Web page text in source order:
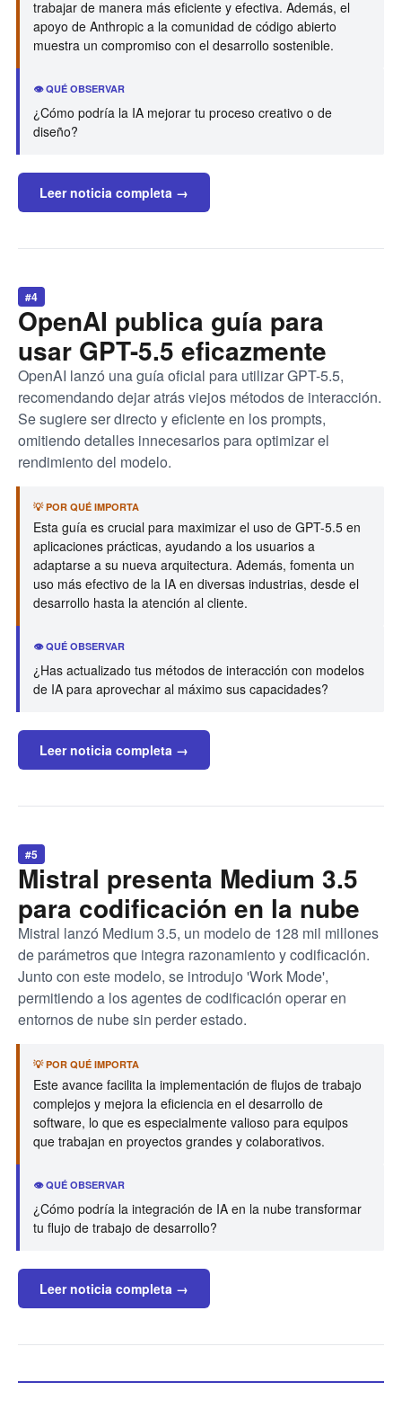
trabajar de manera más eficiente y efectiva. Además, el
apoyo de Anthropic a la comunidad de código abierto
muestra un compromiso con el desarrollo sostenible.
👁️ QUÉ OBSERVAR
¿Cómo podría la IA mejorar tu proceso creativo o de
diseño?
Leer noticia completa →
#4
OpenAI publica guía para
usar GPT-5.5 eficazmente
OpenAI lanzó una guía oficial para utilizar GPT-5.5,
recomendando dejar atrás viejos métodos de interacción.
Se sugiere ser directo y eficiente en los prompts,
omitiendo detalles innecesarios para optimizar el
rendimiento del modelo.
💡 POR QUÉ IMPORTA
Esta guía es crucial para maximizar el uso de GPT-5.5 en
aplicaciones prácticas, ayudando a los usuarios a
adaptarse a su nueva arquitectura. Además, fomenta un
uso más efectivo de la IA en diversas industrias, desde el
desarrollo hasta la atención al cliente.
👁️ QUÉ OBSERVAR
¿Has actualizado tus métodos de interacción con modelos
de IA para aprovechar al máximo sus capacidades?
Leer noticia completa →
#5
Mistral presenta Medium 3.5
para codificación en la nube
Mistral lanzó Medium 3.5, un modelo de 128 mil millones
de parámetros que integra razonamiento y codificación.
Junto con este modelo, se introdujo 'Work Mode',
permitiendo a los agentes de codificación operar en
entornos de nube sin perder estado.
💡 POR QUÉ IMPORTA
Este avance facilita la implementación de flujos de trabajo
complejos y mejora la eficiencia en el desarrollo de
software, lo que es especialmente valioso para equipos
que trabajan en proyectos grandes y colaborativos.
👁️ QUÉ OBSERVAR
¿Cómo podría la integración de IA en la nube transformar
tu flujo de trabajo de desarrollo?
Leer noticia completa →